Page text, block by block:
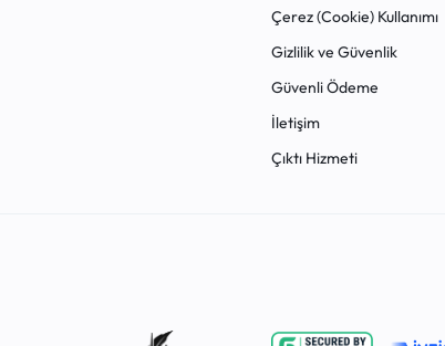
Çerez (Cookie) Kullanımı
Gizlilik ve Güvenlik
Güvenli Ödeme
İletişim
Çıktı Hizmeti